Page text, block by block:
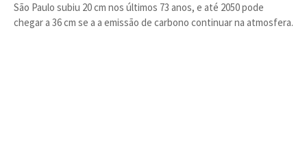
São Paulo subiu 20 cm nos últimos 73 anos, e até 2050 pode
chegar a 36 cm se a a emissão de carbono continuar na atmosfera.